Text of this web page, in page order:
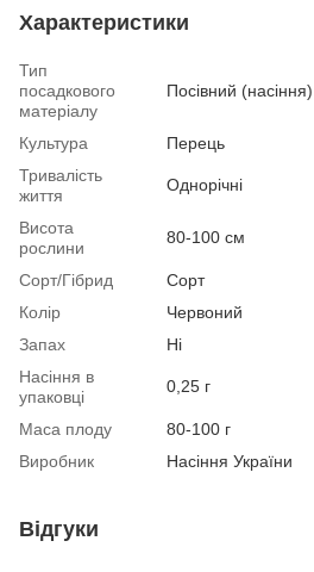
Характеристики
Тип
посадкового
матеріалу
Посівний (насіння)
Культура
Перець
Тривалість
життя
Однорічні
Висота
рослини
80-100 см
Сорт/Гібрид
Сорт
Колір
Червоний
Запах
Ні
Насіння в
упаковці
0,25 г
Маса плоду
80-100 г
Виробник
Насіння України
Відгуки